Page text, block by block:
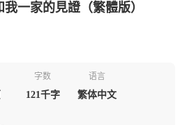
一家的見證（繁體版）
字数
121千字
语言
繁体中文